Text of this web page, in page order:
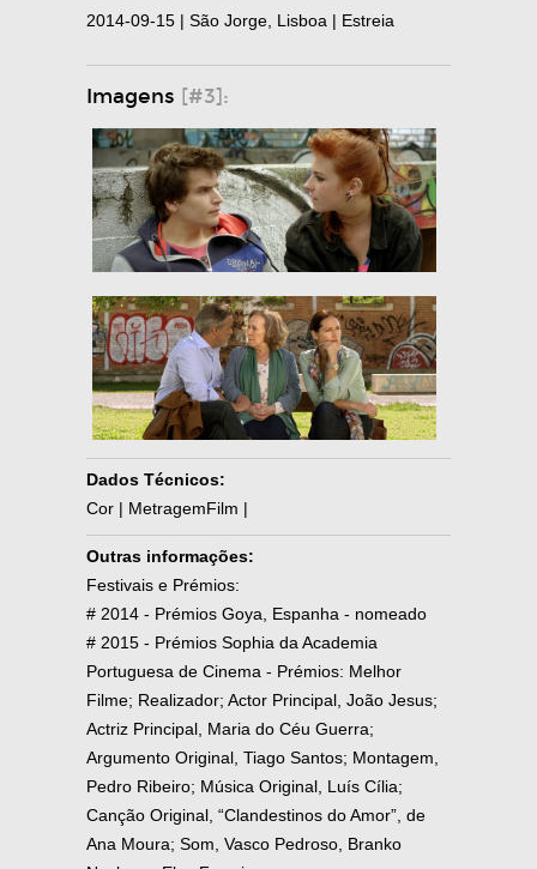
2014-09-15 | São Jorge, Lisboa | Estreia
Imagens [#3]:
Dados Técnicos:
Cor | MetragemFilm |
Outras informações:
Festivais e Prémios:
# 2014 - Prémios Goya, Espanha - nomeado
# 2015 - Prémios Sophia da Academia
Portuguesa de Cinema - Prémios: Melhor
Filme; Realizador; Actor Principal, João Jesus;
Actriz Principal, Maria do Céu Guerra;
Argumento Original, Tiago Santos; Montagem,
Pedro Ribeiro; Música Original, Luís Cília;
Canção Original, “Clandestinos do Amor”, de
Ana Moura; Som, Vasco Pedroso, Branko